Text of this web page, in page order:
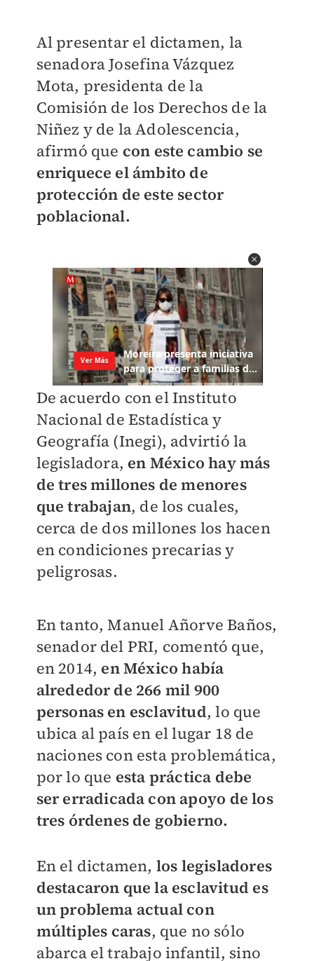
Al presentar el dictamen, la
senadora Josefina Vázquez
Mota, presidenta de la
Comisión de los Derechos de la
Niñez y de la Adolescencia,
afirmó que con este cambio se
enriquece el ámbito de
protección de este sector
poblacional.
De acuerdo con el Instituto
Nacional de Estadística y
Geografía (Inegi), advirtió la
legisladora, en México hay más
de tres millones de menores
que trabajan, de los cuales,
cerca de dos millones los hacen
en condiciones precarias y
peligrosas.
En tanto, Manuel Añorve Baños,
senador del PRI, comentó que,
en 2014, en México había
alrededor de 266 mil 900
personas en esclavitud, lo que
ubica al país en el lugar 18 de
naciones con esta problemática,
por lo que esta práctica debe
ser erradicada con apoyo de los
tres órdenes de gobierno.
En el dictamen, los legisladores
destacaron que la esclavitud es
un problema actual con
múltiples caras, que no sólo
abarca el trabajo infantil, sino